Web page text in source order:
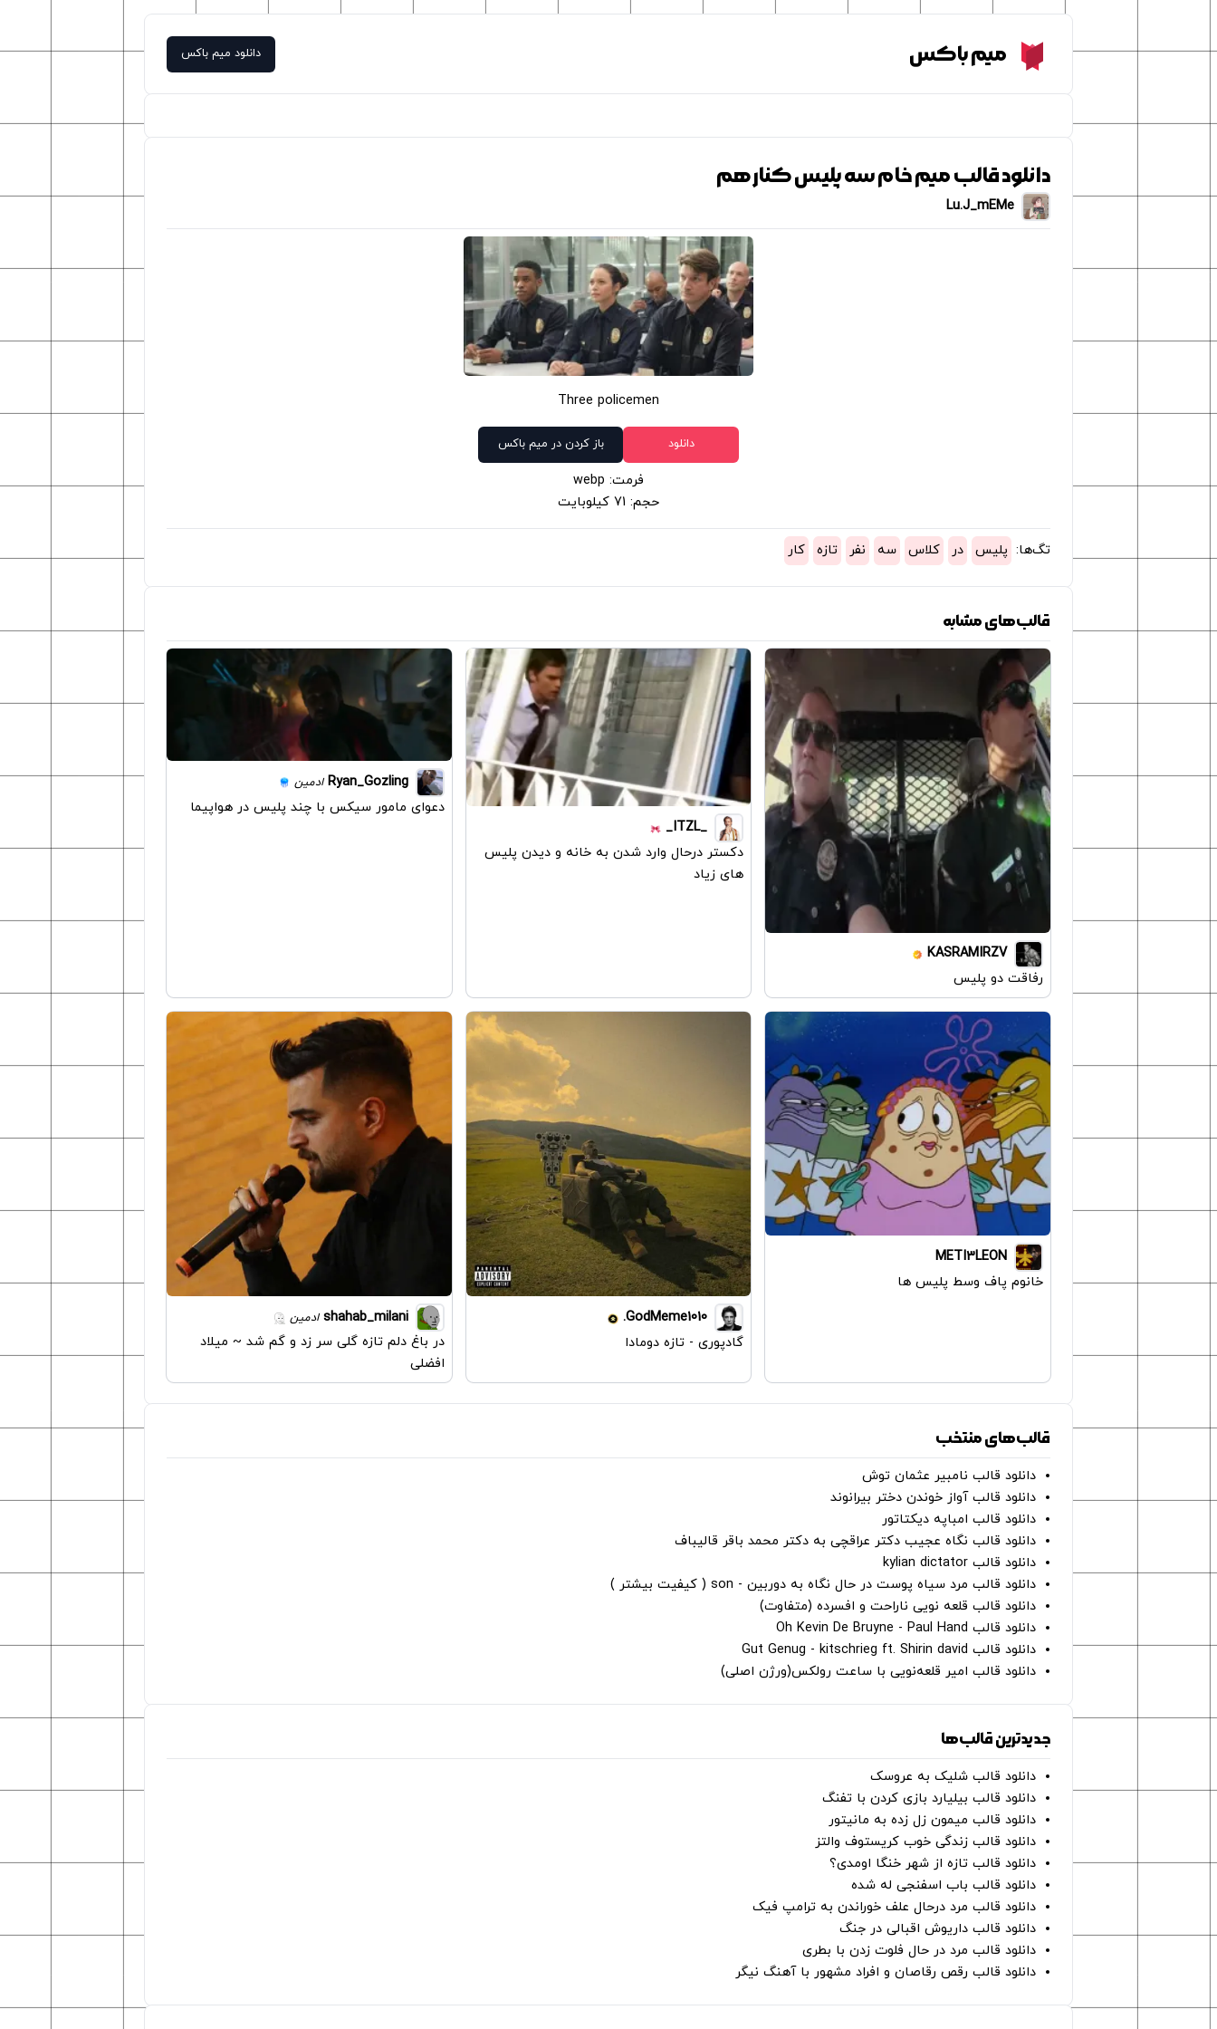
Meme Boxمیم باکس دانلود میم باکس
دانلود قالب میم خام سه پلیس کنار هم
Lu.J_mEMe
Three policemen
دانلود باز کردن در میم باکس
فرمت: webp
حجم: 71 کیلوبایت
تگ‌ها: پلیس در کلاس سه نفر تازه کار
قالب‌های مشابه
KASRAMIRZV
رفاقت دو پلیس
_ITZL_
دکستر درحال وارد شدن به خانه و دیدن پلیس
های زیاد
Ryan_Gozling ادمین
دعوای مامور سیکس با چند پلیس در هواپیما
METI3LEON
خانوم پاف وسط پلیس ها
GodMeme1010.
گادپوری - تازه دومادا
shahab_milani ادمین
در باغ دلم تازه گلی سر زد و گم شد ~ میلاد
افضلی
قالب‌های منتخب
دانلود قالب نامبیر عثمان ‌توش
دانلود قالب آواز خوندن دختر بیرانوند
دانلود قالب امباپه دیکتاتور
دانلود قالب نگاه عجیب دکتر عراقچی به دکتر محمد باقر قالیباف
دانلود قالب kylian dictator
دانلود قالب مرد سیاه پوست در حال نگاه به دوربین - son ( کیفیت بیشتر )
دانلود قالب قلعه نویی ناراحت و افسرده (متفاوت)
دانلود قالب Oh Kevin De Bruyne - Paul Hand
دانلود قالب Gut Genug - kitschrieg ft. Shirin david
دانلود قالب امیر قلعه‌نویی با ساعت رولکس(ورژن اصلی)
جدیدترین قالب‌ها
دانلود قالب شلیک به عروسک
دانلود قالب بیلیارد بازی کردن با تفنگ
دانلود قالب میمون زل زده به مانیتور
دانلود قالب زندگی خوب کریستوف والتز
دانلود قالب تازه از شهر خنگا اومدی؟
دانلود قالب باب اسفنجی له شده
دانلود قالب مرد درحال علف خوراندن به ترامپ فیک
دانلود قالب داریوش اقبالی در جنگ
دانلود قالب مرد در حال فلوت زدن با بطری
دانلود قالب رقص رقاصان و افراد مشهور با آهنگ نیگر